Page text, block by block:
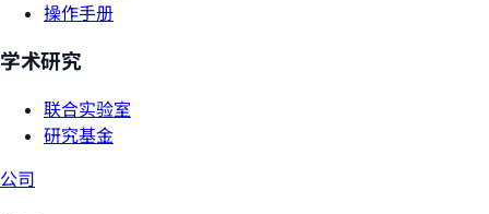
操作手册
学术研究
联合实验室
研究基金
公司